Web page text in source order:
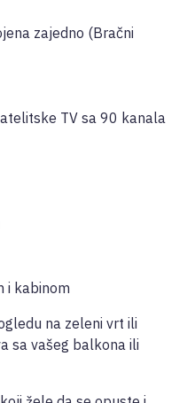
zajedno (Bračni
TV sa 90 kanala
i kabinom
na zeleni vrt ili
sa vašeg balkona ili